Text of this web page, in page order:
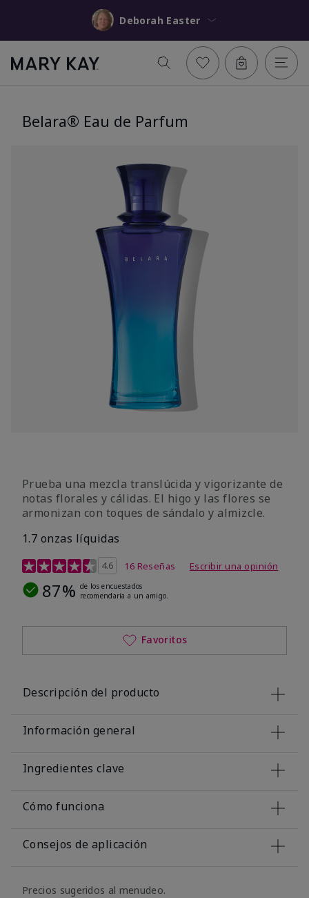
Deborah Easter
Belara® Eau de Parfum
Prueba una mezcla translúcida y vigorizante de
notas florales y cálidas. El higo y las flores se
armonizan con toques de sándalo y almizcle.
1.7 onzas líquidas
Calificación de clientes de 4,5 de 5
4.6 16 Reseñas Escribir una opinión
87% de los encuestados
recomendaría a un amigo.
Favoritos
Descripción del producto
Información general
Ingredientes clave
Cómo funciona
Consejos de aplicación
Precios sugeridos al menudeo.